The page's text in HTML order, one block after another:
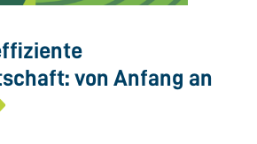
von Anfang an